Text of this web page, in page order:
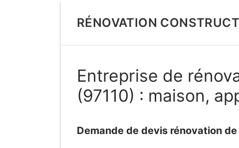
RÉNOVATION
Entreprise de
(97110) : maison,
Demande de devis rénovation